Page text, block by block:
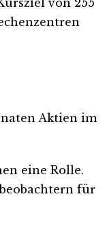
von 255
Aktien im
eine Rolle.
für